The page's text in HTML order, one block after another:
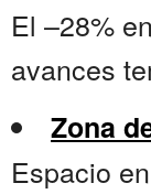
El –28%
avances
Zona
Espacio